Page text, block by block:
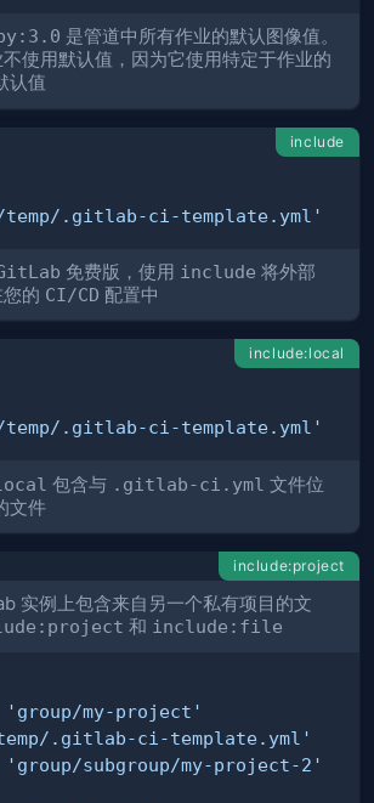
是管道中所有作业的默认图像值。
使用默认值，因为它使用特定于作业的
认值
include
.gitlab-ci-template.yml'
免费版，使用 include 将外部
的 CI/CD 配置中
include:local
.gitlab-ci-template.yml'
包含与 .gitlab-ci.yml 文件位
文件
include:project
实例上包含来自另一个私有项目的文
和 include:file
'group/my-project'
.gitlab-ci-template.yml'
'group/subgroup/my-project-2'